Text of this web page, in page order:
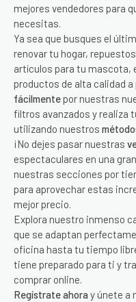
mejores vendedores para
necesitas.
Ya sea que busques el
renovar tu hogar,
artículos para tu mascota,
productos de alta calidad
fácilmente por nuestras
filtros avanzados y realiza
utilizando nuestros
¡No dejes pasar nuestras
espectaculares en una
nuestras secciones por
para aprovechar estas
mejor precio.
Explora nuestro inmenso
que se adaptan
oficina hasta tu tiempo
tiene preparado para ti y
comprar online.
Regístrate ahora y únete a